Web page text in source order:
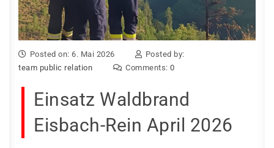
Posted on: 6. Mai 2026
Posted by:
team public relation
Comments: 0
Einsatz Waldbrand
Eisbach-Rein April 2026